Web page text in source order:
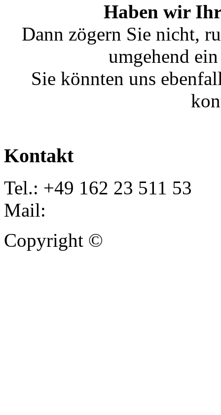
Haben wir Ihr
Dann zögern Sie nicht,
umgehend
Sie könnten uns
Kontakt
Tel.: +49 162 23 511 53
Mail:
Copyright ©